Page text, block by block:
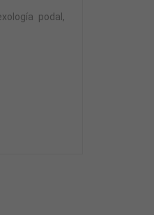
podal,